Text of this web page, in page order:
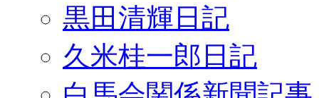
黒田清輝日記
久米桂一郎日記